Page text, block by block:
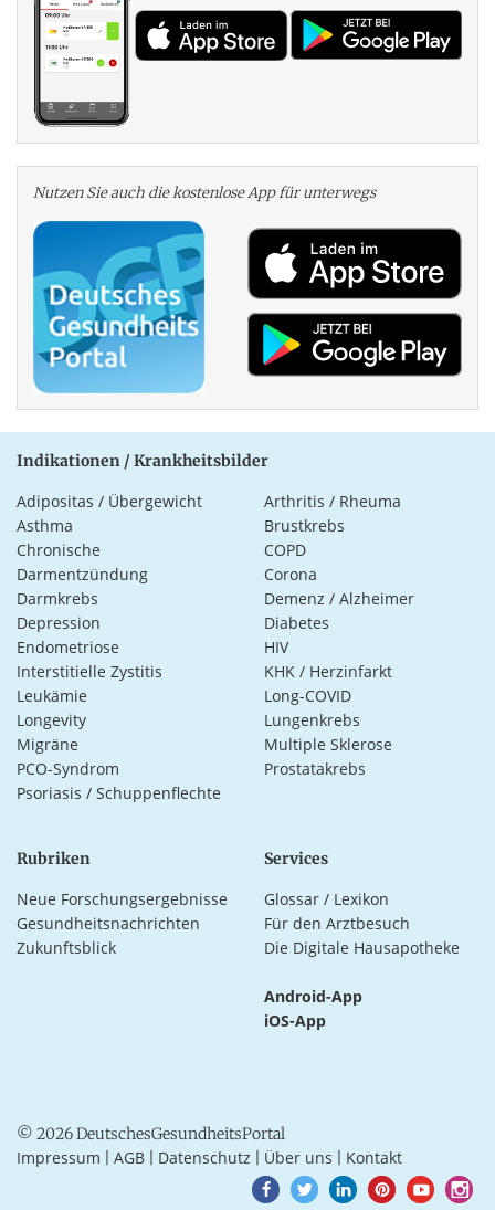
Nutzen Sie auch die kosten­lose App für unterwegs
Indikationen / Krankheitsbilder
Adipositas / Übergewicht
Arthritis / Rheuma
Asthma
Brustkrebs
Chronische
Darmentzündung
COPD
Corona
Darmkrebs
Demenz / Alzheimer
Depression
Diabetes
Endometriose
HIV
Interstitielle Zystitis
KHK / Herzinfarkt
Leukämie
Long-COVID
Longevity
Lungenkrebs
Migräne
Multiple Sklerose
PCO-Syndrom
Prostatakrebs
Psoriasis / Schuppenflechte
Rubriken
Neue Forschungsergebnisse
Gesundheitsnachrichten
Zukunftsblick
Services
Glossar / Lexikon
Für den Arztbesuch
Die Digitale Hausapotheke
Android-App
iOS-App
© 2026 DeutschesGesundheitsPortal
Impressum AGB Datenschutz Über uns Kontakt